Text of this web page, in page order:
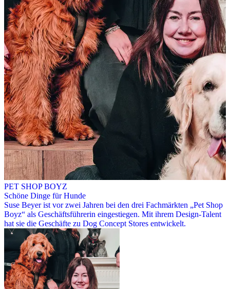
PET SHOP BOYZ
Schöne Dinge für Hunde
Suse Beyer ist vor zwei Jahren bei den drei Fachmärkten „Pet Shop
Boyz“ als Geschäftsführerin eingestiegen. Mit ihrem Design-Talent
hat sie die Geschäfte zu Dog Concept Stores entwickelt.